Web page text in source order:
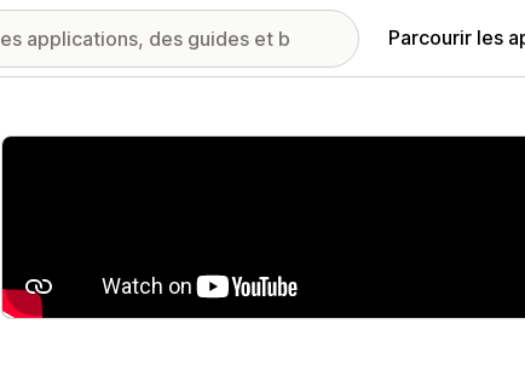
Parcourir les
Galerie d’images vedette